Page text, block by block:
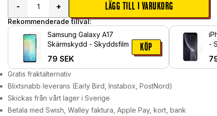
-
+ LÄGG TILL I VARUKORG
Rekommenderade tillval:
Samsung Galaxy A17
Skärmskydd - Skyddsfilm
79 SEK
KÖP
-
Gratis fraktalternativ
Blixtsnabb leverans (Early Bird, Instabox, PostNord)
Skickas från vårt lager i Sverige
Betala med Swish, Walley faktura, Apple Pay, kort, bank